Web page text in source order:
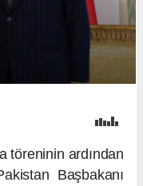
töreninin ardından
Başbakanı